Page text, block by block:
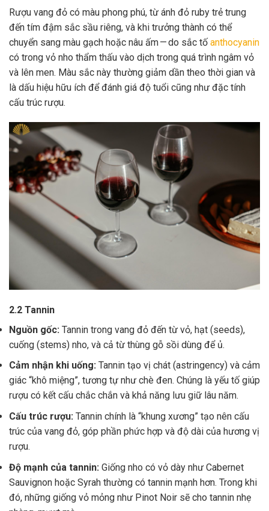
Rượu vang đỏ có màu phong phú, từ ánh đỏ ruby trẻ trung
đến tím đậm sắc sầu riêng, và khi trưởng thành có thể
chuyển sang màu gạch hoặc nâu ấm — do sắc tố anthocyanin
có trong vỏ nho thẩm thấu vào dịch trong quá trình ngâm vỏ
và lên men. Màu sắc này thường giảm dần theo thời gian và
là dấu hiệu hữu ích để đánh giá độ tuổi cũng như đặc tính
cấu trúc rượu.
2.2 Tannin
Nguồn gốc: Tannin trong vang đỏ đến từ vỏ, hạt (seeds),
cuống (stems) nho, và cả từ thùng gỗ sồi dùng để ủ.
Cảm nhận khi uống: Tannin tạo vị chát (astringency) và cảm
giác “khô miệng”, tương tự như chè đen. Chúng là yếu tố giúp
rượu có kết cấu chắc chắn và khả năng lưu giữ lâu năm.
Cấu trúc rượu: Tannin chính là “khung xương” tạo nên cấu
trúc của vang đỏ, góp phần phức hợp và độ dài của hương vị
rượu.
Độ mạnh của tannin: Giống nho có vỏ dày như Cabernet
Sauvignon hoặc Syrah thường có tannin mạnh hơn. Trong khi
đó, những giống vỏ mỏng như Pinot Noir sẽ cho tannin nhẹ